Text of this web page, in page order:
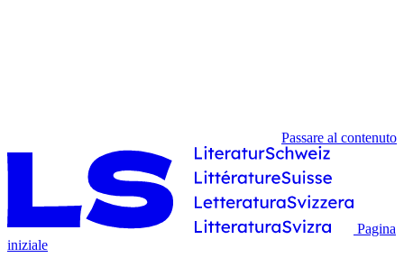
Passare al contenuto
Pagina
iniziale